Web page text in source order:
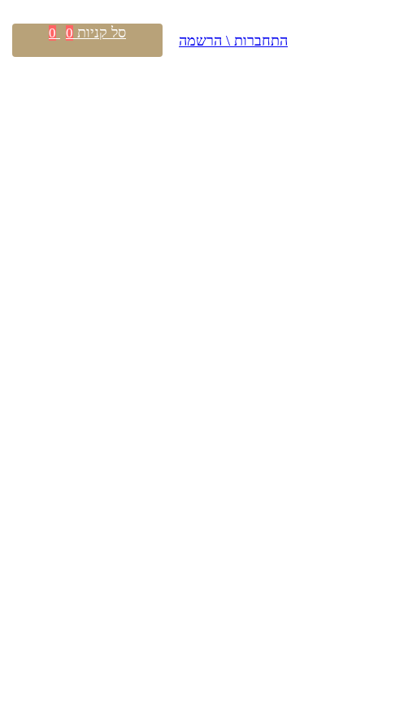
התחברות \ הרשמה סל קניות 0
0